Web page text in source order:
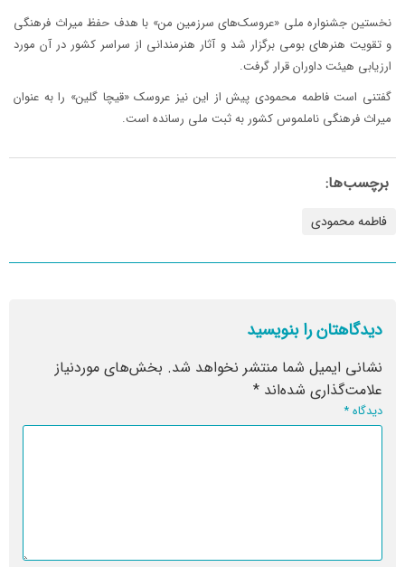
نخستین جشنواره ملی «عروسک‌های سرزمین من» با هدف حفظ میراث فرهنگی
و تقویت هنرهای بومی برگزار شد و آثار هنرمندانی از سراسر کشور در آن مورد
ارزیابی هیئت داوران قرار گرفت.
گفتنی است فاطمه محمودی پیش از این نیز عروسک «قیچا گلین» را به عنوان
میراث فرهنگی ناملموس کشور به ثبت ملی رسانده است.
برچسب‌ها:
فاطمه محمودی
دیدگاهتان را بنویسید
نشانی ایمیل شما منتشر نخواهد شد. بخش‌های موردنیاز
علامت‌گذاری شده‌اند *
دیدگاه*